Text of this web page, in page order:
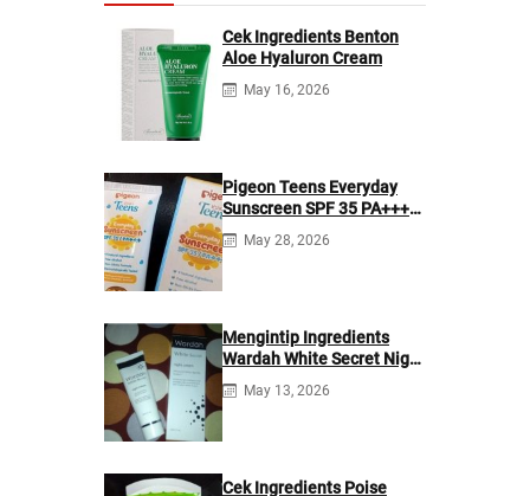
Cek Ingredients Benton
Aloe Hyaluron Cream
May 16, 2026
Pigeon Teens Everyday
Sunscreen SPF 35 PA+++
Ingredients
May 28, 2026
Mengintip Ingredients
Wardah White Secret Night
Cream
May 13, 2026
Cek Ingredients Poise